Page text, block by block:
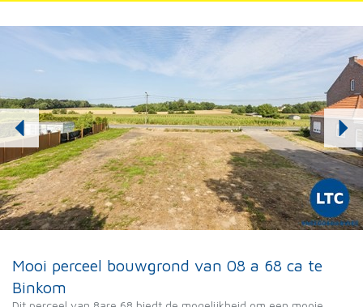
Mooi perceel bouwgrond van 08 a 68 ca te
Binkom